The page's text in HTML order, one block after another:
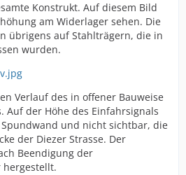
Konstrukt. Auf diesem Bild
am Widerlager sehen. Die
übrigens auf Stahlträgern, die in
wurden.
Verlauf des in offener Bauweise
Auf der Höhe des Einfahrsignals
und nicht sichtbar, die
der Diezer Strasse. Der
Beendigung der
hergestellt.